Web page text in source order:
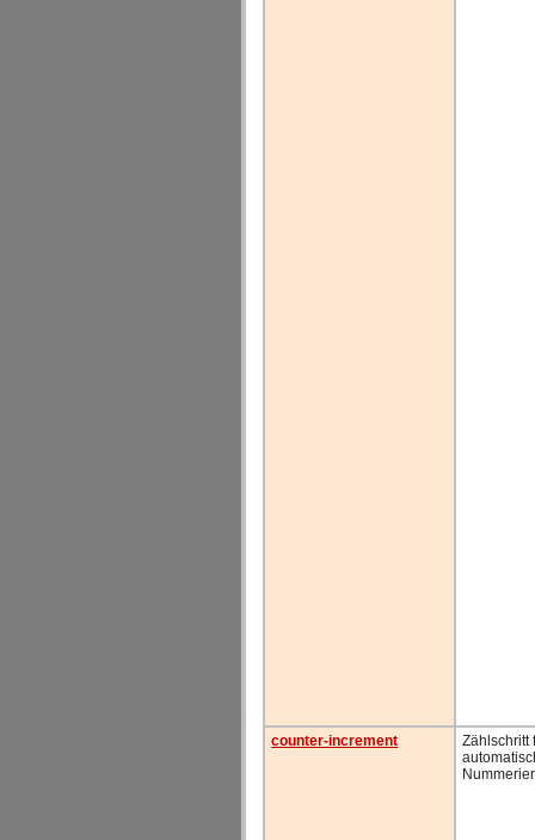
counter-increment
Zählschritt